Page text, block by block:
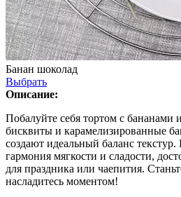
Банан шоколад
Выбрать
Описание:
Побалуйте себя тортом с
бисквиты и карамелизированные
создают идеальный баланс
гармония мягкости и сладости,
для праздника или чаепития.
насладитесь моментом!